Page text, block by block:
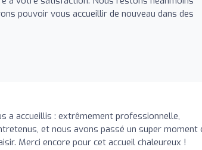
pouvoir vous accueillir de nouveau dans des
a accueillis : extrêmement professionnelle,
et nous avons passé un super moment
Merci encore pour cet accueil chaleureux !